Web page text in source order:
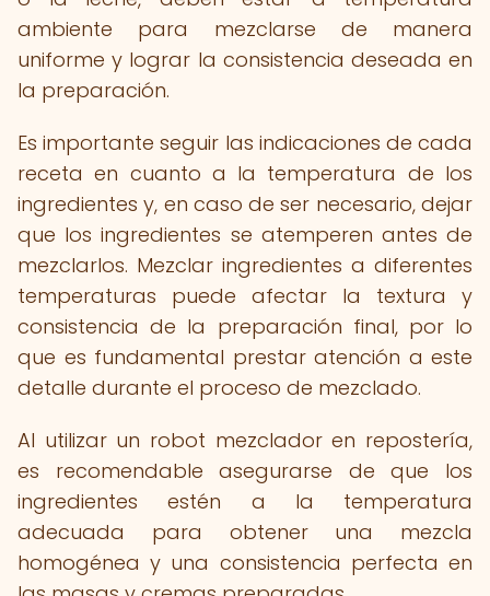
ambiente para mezclarse de manera
uniforme y lograr la consistencia deseada en
la preparación.
Es importante seguir las indicaciones de cada
receta en cuanto a la temperatura de los
ingredientes y, en caso de ser necesario, dejar
que los ingredientes se atemperen antes de
mezclarlos. Mezclar ingredientes a diferentes
temperaturas puede afectar la textura y
consistencia de la preparación final, por lo
que es fundamental prestar atención a este
detalle durante el proceso de mezclado.
Al utilizar un robot mezclador en repostería,
es recomendable asegurarse de que los
ingredientes estén a la temperatura
adecuada para obtener una mezcla
homogénea y una consistencia perfecta en